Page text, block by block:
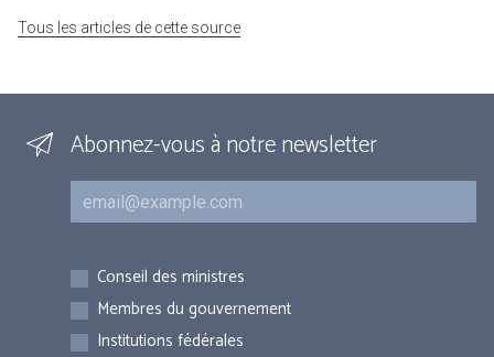
Tous les articles de cette source
Abonnez-vous à notre newsletter
Courriel
Inscriptions
Conseil des ministres
Membres du gouvernement
Institutions fédérales